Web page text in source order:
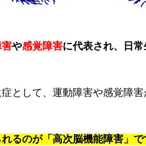
や感覚障害に代表され、日
として、運動障害や感覚障
るのが「高次脳機能障害」で